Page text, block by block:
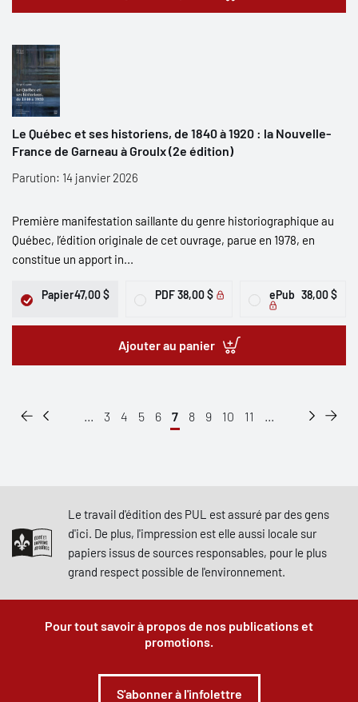
Le Québec et ses historiens, de 1840 à 1920 : la Nouvelle-
France de Garneau à Groulx (2e édition)
Parution: 14 janvier 2026
Première manifestation saillante du genre historiographique au
Québec, l’édition originale de cet ouvrage, parue en 1978, en
constitue un apport in...
Papier47,00 $ PDF 38,00 $ ePub 38,00 $
Ajouter au panier
... 3 4 5 6 7 8 9 10 11 ...
Le travail d'édition des PUL est assuré par des gens
d'ici. De plus, l'impression est elle aussi locale sur
papiers issus de sources responsables, pour le plus
grand respect possible de l'environnement.
Pour tout savoir à propos de nos publications et
promotions.
S'abonner à l'infolettre